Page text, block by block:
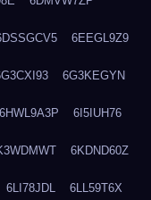
6EEGL9Z9
6G3KEGYN
6HWL9A3P 6I5IUH76
6KDND60Z
6LI78JDL 6LL59T6X